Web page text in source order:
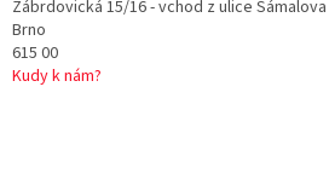
Zábrdovická 15/16 - vchod z ulice Šámalova
Brno
615 00
Kudy k nám?